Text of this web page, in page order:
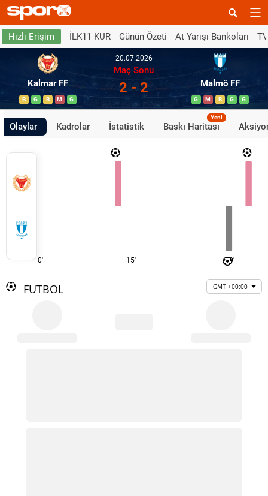
Hızlı Erişim İLK11 KUR Günün Özeti At Yarışı Bankoları
Kalmar FF
B G B M G
20.07.2026
Maç Sonu
2 - 2 Malmö FF
G M B G G
Olaylar Kadrolar İstatistik Baskı Haritası
Yeni
0' 15' 30'
FUTBOL GMT +00:00